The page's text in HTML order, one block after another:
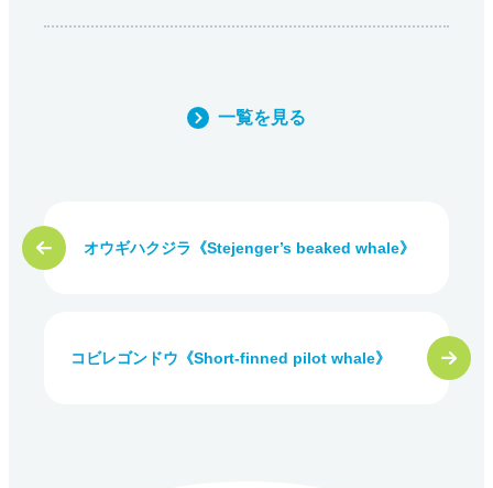
一覧を見る
オウギハクジラ《Stejenger’s beaked whale》
コビレゴンドウ《Short-finned pilot whale》